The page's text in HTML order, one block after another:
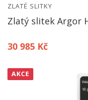
ZLATÉ SLITKY
Zlatý slitek Argor
30 985 Kč
AKCE